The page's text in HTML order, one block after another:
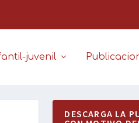
juvenil
DESCARGA LA